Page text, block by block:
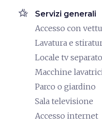
hotel_class Servizi generali
Accesso con
Lavatura e
Locale tv separato
Macchine
Parco o giardino
Sala televisione
Accesso internet